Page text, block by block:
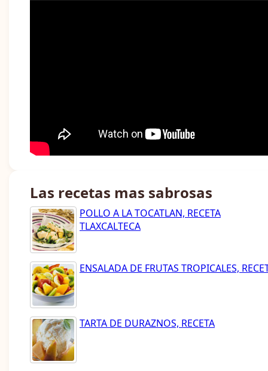
Las recetas mas sabrosas
POLLO A LA TOCATLAN, RECETA
TLAXCALTECA
ENSALADA DE FRUTAS TROPICALES,
TARTA DE DURAZNOS, RECETA